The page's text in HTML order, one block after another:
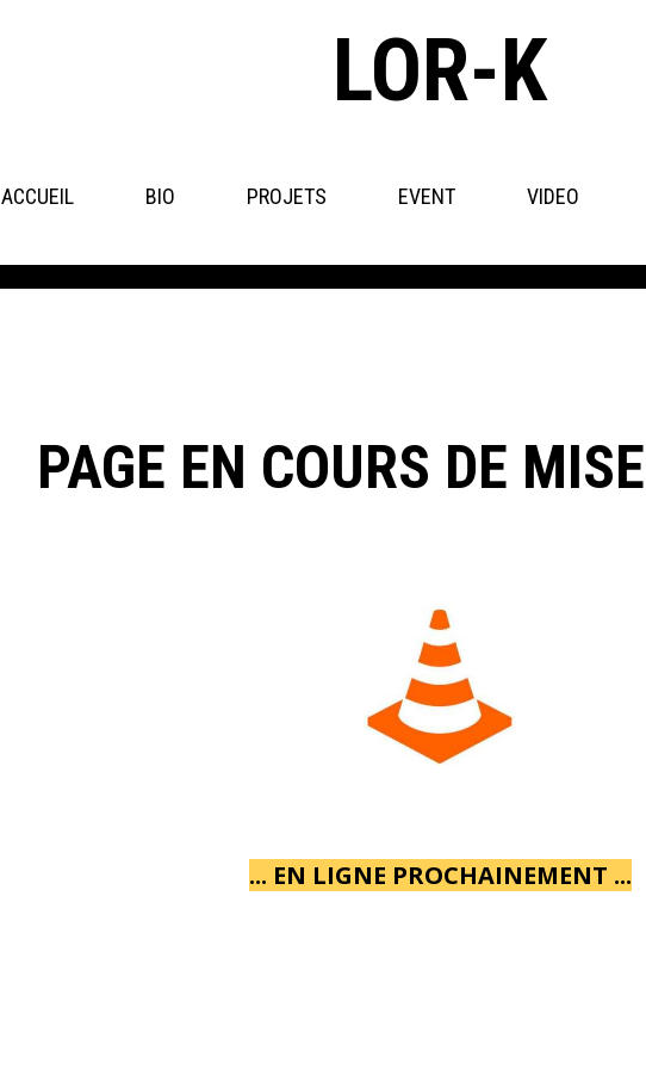
LOR-K
ACCUEIL BIO PROJETS EVENT VIDEO
PAGE EN COURS DE
... EN LIGNE PROCHAINEMENT ...